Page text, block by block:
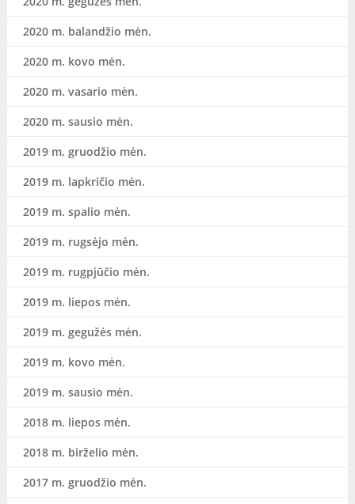
2020 m. balandžio mėn.
2020 m. kovo mėn.
2020 m. vasario mėn.
2020 m. sausio mėn.
2019 m. gruodžio mėn.
2019 m. lapkričio mėn.
2019 m. spalio mėn.
2019 m. rugsėjo mėn.
2019 m. rugpjūčio mėn.
2019 m. liepos mėn.
2019 m. gegužės mėn.
2019 m. kovo mėn.
2019 m. sausio mėn.
2018 m. liepos mėn.
2018 m. birželio mėn.
2017 m. gruodžio mėn.